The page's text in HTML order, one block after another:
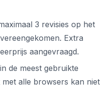
3 revisies op het
Extra
aangevraagd.
de meest gebruikte
alle browsers kan niet